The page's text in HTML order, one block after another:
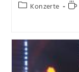
Konzerte